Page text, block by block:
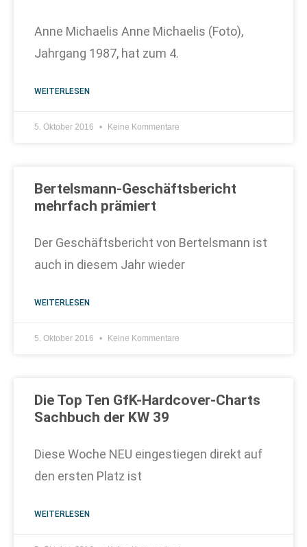
Anne Michaelis Anne Michaelis (Foto),
Jahrgang 1987, hat zum 4.
WEITERLESEN
5. Oktober 2016 Keine Kommentare
Bertelsmann-Geschäftsbericht
mehrfach prämiert
Der Geschäftsbericht von Bertelsmann ist
auch in diesem Jahr wieder
WEITERLESEN
5. Oktober 2016 Keine Kommentare
Die Top Ten GfK-Hardcover-Charts
Sachbuch der KW 39
Diese Woche NEU eingestiegen direkt auf
den ersten Platz ist
WEITERLESEN